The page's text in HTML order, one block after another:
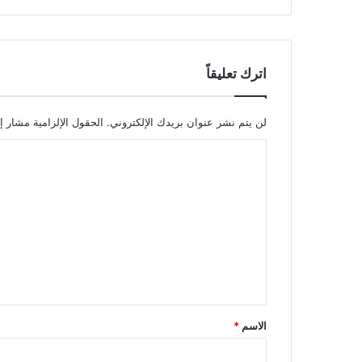
اترك تعليقاً
لن يتم نشر عنوان بريدك الإلكتروني. الحقول الإلزامية مشار
*
الاسم *